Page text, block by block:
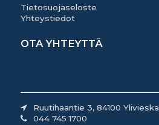
Tietosuojaseloste
Yhteystiedot
OTA YHTEYTTÄ
Ruutihaantie 3, 84100 Ylivieska
044 745 1700